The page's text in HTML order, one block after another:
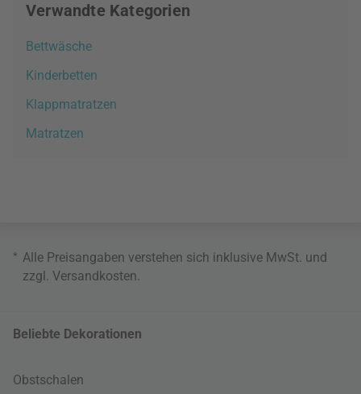
Verwandte Kategorien
Bettwäsche
Kinderbetten
Klappmatratzen
Matratzen
* Alle Preisangaben verstehen sich inklusive MwSt. und
zzgl. Versandkosten.
Beliebte Dekorationen
Obstschalen